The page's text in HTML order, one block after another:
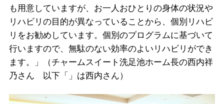
も用意していますが、お一人おひとりの身体の状況や
リハビリの目的が異なっていることから、個別リハビ
リをお勧めしています。個別のプログラムに基づいて
行いますので、無駄のない効率のよいリハビリができ
ます。」（チャームスイート洗足池ホーム長の西内祥
乃さん 以下「」は西内さん）